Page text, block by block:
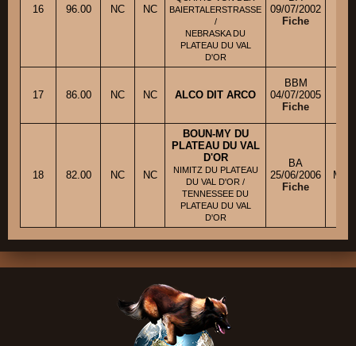
16 96.00 NC NC
BAIERTALERSTRASSE
/
NEBRASKA DU
PLATEAU DU VAL
D'OR
09/07/2002
Fiche
17 86.00 NC NC ALCO DIT ARCO
BBM
04/07/2005
Fiche
18 82.00 NC NC
BOUN-MY DU
PLATEAU DU VAL
D'OR
NIMITZ DU PLATEAU
DU VAL D'OR /
TENNESSEE DU
PLATEAU DU VAL
D'OR
BA
25/06/2006
Fiche